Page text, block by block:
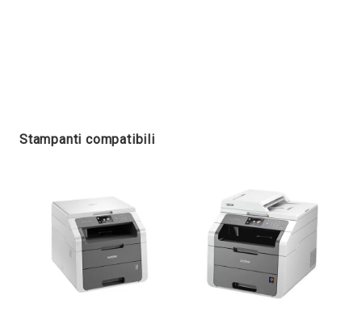
Stampanti compatibili